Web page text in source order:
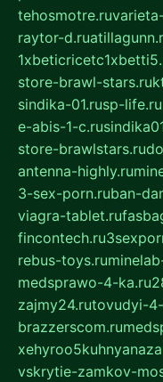
tehosmotre.ru
raytor-d.ru
store-brawl-stars.ru
sindika-01.rusp-life.ru
e-abis-1-c.ru
store-brawlstars.ru
antenna-highly.ru
3-sex-porn.ruban-
viagra-tablet.ru
fincontech.ru
rebus-toys.ru
medsprawo-4-ka.ru
zajmy24.rutovudyi-
brazzerscom.ru
vskrytie-zamkov-